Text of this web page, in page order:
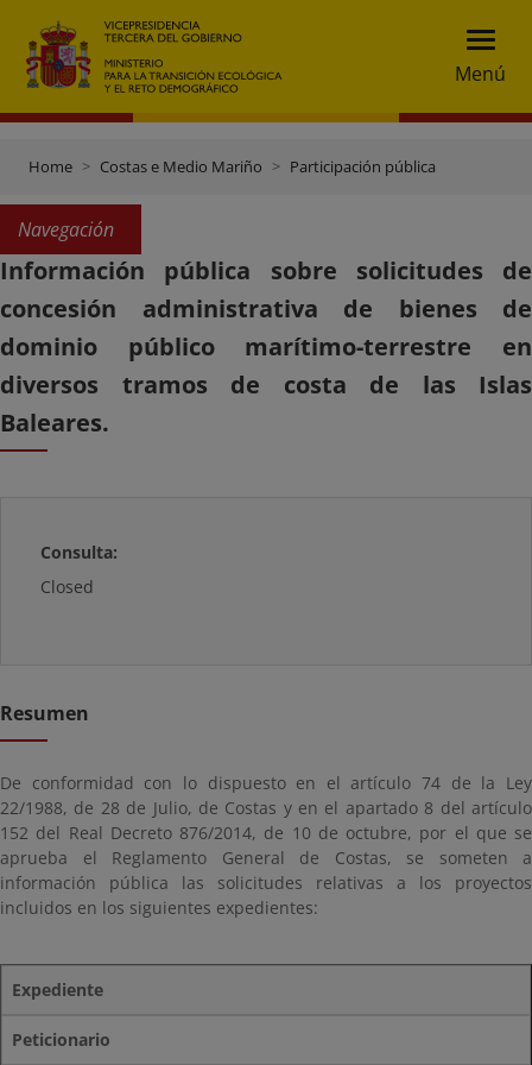
Menú
Home Costas e Medio Mariño Participación pública
Navegación
Información pública sobre solicitudes de
concesión administrativa de bienes de
dominio público marítimo-terrestre en
diversos tramos de costa de las Islas
Baleares.
Consulta:
Closed
Resumen
De conformidad con lo dispuesto en el artículo 74 de la Ley
22/1988, de 28 de Julio, de Costas y en el apartado 8 del artículo
152 del Real Decreto 876/2014, de 10 de octubre, por el que se
aprueba el Reglamento General de Costas, se someten a
información pública las solicitudes relativas a los proyectos
incluidos en los siguientes expedientes:
Expediente
Peticionario